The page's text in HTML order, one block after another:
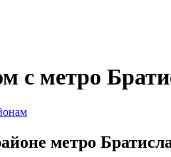
с метро
метро